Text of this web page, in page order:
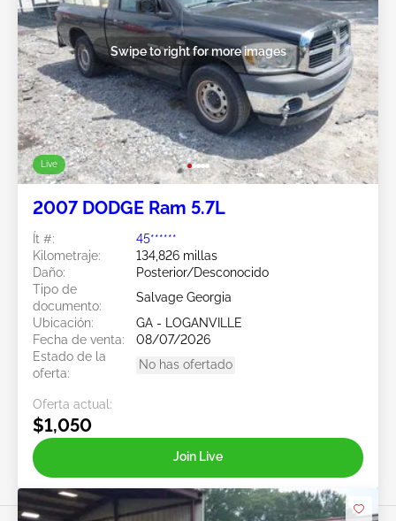
Live
Swipe to right for more images
2007 DODGE Ram 5.7L
Ít #:
45******
Kilometraje:
134,826 millas
Daño:
Posterior/Desconocido
Tipo de
documento:
Salvage Georgia
Ubicación:
GA - LOGANVILLE
Fecha de venta:
08/07/2026
Estado de la
oferta:
No has ofertado
Oferta actual:
$1,050
Join Live